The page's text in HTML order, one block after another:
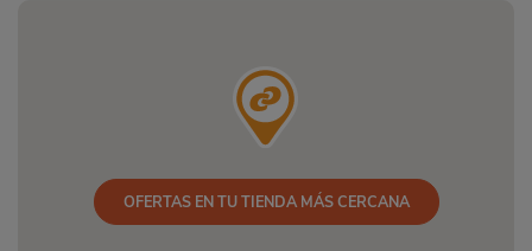
OFERTAS EN TU TIENDA MÁS CERCANA